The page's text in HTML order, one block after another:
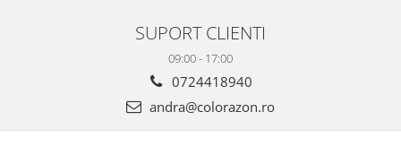
SUPORT CLIENTI
09:00 - 17:00
0724418940
andra@colorazon.ro